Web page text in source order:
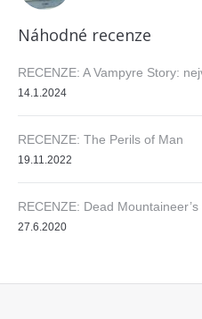
Náhodné recenze
RECENZE: A Vampyre Story:
14.1.2024
RECENZE: The Perils of Man
19.11.2022
RECENZE: Dead Mountaineer’s
27.6.2020